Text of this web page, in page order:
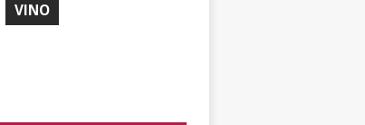
VINO